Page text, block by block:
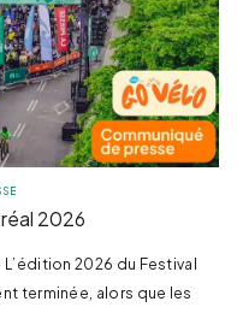
2026
L’édition 2026 du Festival
terminée, alors que les